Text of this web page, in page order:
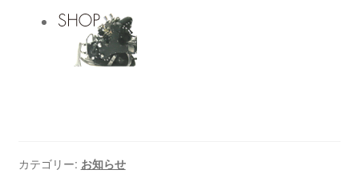
支払い
お買い物カゴ
カテゴリー: お知らせ